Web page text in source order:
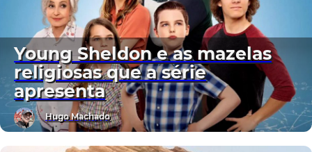
Young Sheldon e as mazelas
religiosas que a série
apresenta
Hugo Machado